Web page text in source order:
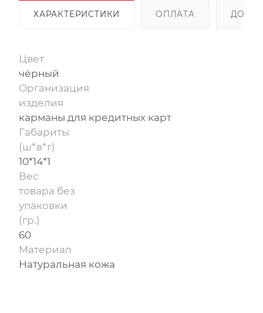
ХАРАКТЕРИСТИКИ ОПЛАТА
Цвет
чёрный
Организация
изделия
карманы для кредитных карт
Габариты
(ш*в*г)
10*14*1
Вес
товара без
упаковки
(гр.)
60
Материал
Натуральная кожа